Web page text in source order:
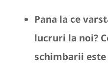
Pana la ce
lucruri la noi?
schimbarii